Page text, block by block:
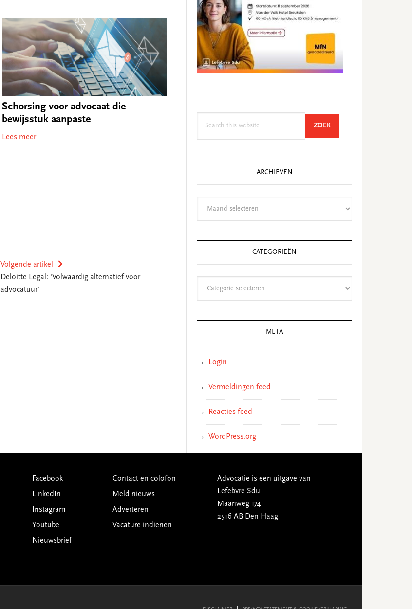
Schorsing voor advocaat die
bewijsstuk aanpaste
Lees meer
Volgende artikel
Deloitte Legal: 'Volwaardig alternatief voor
advocatuur'
ZOEKSEARCH
ARCHIEVEN
CATEGORIEËN
META
Login
Vermeldingen feed
Reacties feed
WordPress.org
Facebook
LinkedIn
Instagram
Youtube
Nieuwsbrief
Contact en colofon
Meld nieuws
Adverteren
Vacature indienen
Advocatie is een uitgave van
Lefebvre Sdu
Maanweg 174
2516 AB Den Haag